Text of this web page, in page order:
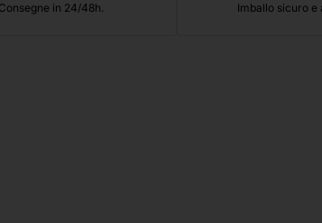
Consegne in 24/48h. Imballo sicuro e